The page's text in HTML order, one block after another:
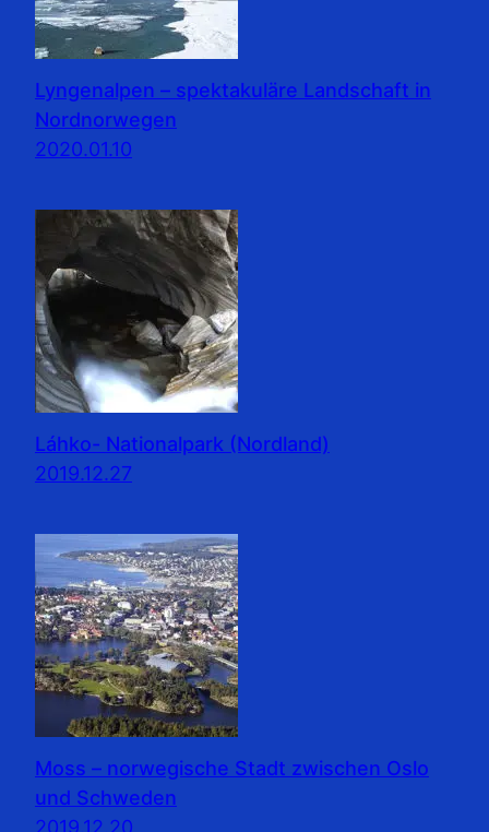
Lyngenalpen – spektakuläre Landschaft in
Nordnorwegen
2020.01.10
Láhko- Nationalpark (Nordland)
2019.12.27
Moss – norwegische Stadt zwischen Oslo
und Schweden